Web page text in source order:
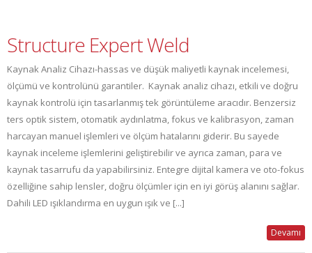
Structure Expert Weld
Kaynak Analiz Cihazı-hassas ve düşük maliyetli kaynak incelemesi,
ölçümü ve kontrolünü garantiler. Kaynak analiz cihazı, etkili ve doğru
kaynak kontrolü için tasarlanmış tek görüntüleme aracıdır. Benzersiz
ters optik sistem, otomatik aydınlatma, fokus ve kalibrasyon, zaman
harcayan manuel işlemleri ve ölçüm hatalarını giderir. Bu sayede
kaynak inceleme işlemlerini geliştirebilir ve ayrıca zaman, para ve
kaynak tasarrufu da yapabilirsiniz. Entegre dijital kamera ve oto-fokus
özelliğine sahip lensler, doğru ölçümler için en iyi görüş alanını sağlar.
Dahili LED ışıklandırma en uygun ışık ve [...]
Devamı